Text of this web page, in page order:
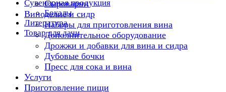
Сувенирная продукция
Бокалы
Литература
Товар для дачи
Сыроварни
Виноделие и сидр
Наборы для приготовления вина
Дополнительное оборудование
Дрожжи и добавки для вина и сидра
Дубовые бочки
Пресс для сока и вина
Услуги
Приготовление пищи